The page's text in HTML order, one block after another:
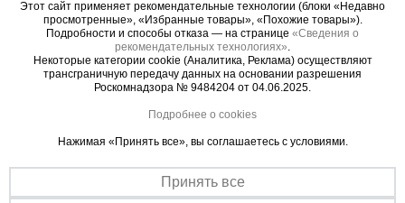
Вышка оснащена винтовыми домкратами для
устойчивой установки на неровных поверхностях
и надёжными ограждениями для максимальной
безопасности. Четыре обрезиненных колеса
позволяют легко перемещать конструкцию по
объекту. Сборка осуществляется по принципу
«труба в трубу» с фиксацией флажковыми
замками — без инструментов и специальных
навыков. Грузоподъёмность до 250 кг
обеспечивает комфортную работу с
Этот сайт применяет рекомендательные технологии (блоки «Недавно
просмотренные», «Избранные товары», «Похожие товары»).
Подробности и способы отказа — на странице «Сведения о
рекомендательных технологиях»
Некоторые категории cookie (Аналитика, Реклама) осуществляют
трансграничную передачу данных на основании разрешения
Роскомнадзора № 9484204 от 04.06.2025.
Подробнее о cookies
Нажимая «Принять все», вы соглашаетесь с условиями.
Принять все